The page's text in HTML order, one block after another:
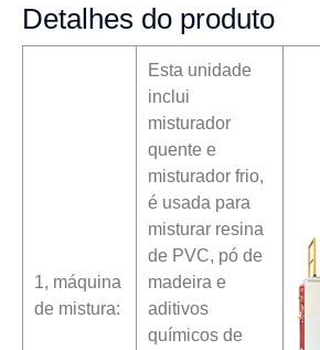
Detalhes do produto
1, máquina
de mistura:
Esta unidade
inclui
misturador
quente e
misturador frio,
é usada para
misturar resina
de PVC, pó de
madeira e
aditivos
químicos de